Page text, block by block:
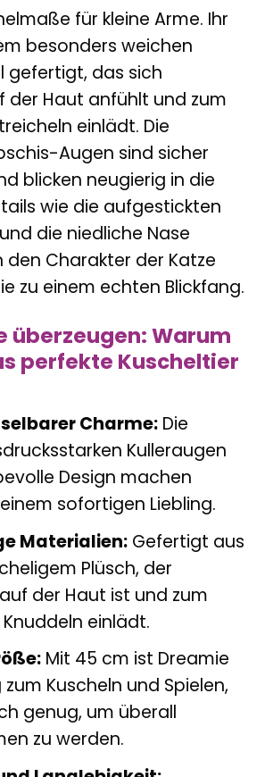
für kleine Arme. Ihr
besonders weichen
gefertigt, das sich
der Haut anfühlt und zum
einlädt. Die
Augen sind sicher
blicken neugierig in die
wie die aufgestickten
die niedliche Nase
Charakter der Katze
zu einem echten Blickfang.
überzeugen: Warum
perfekte Kuscheltier
Charme:Die
Kulleraugen
Design machen
sofortigen Liebling.
Materialien:Gefertigt aus
Plüsch, der
der Haut ist und zum
einlädt.
Mit 45 cm ist Dreamie
Kuscheln und Spielen,
genug, um überall
zu werden.